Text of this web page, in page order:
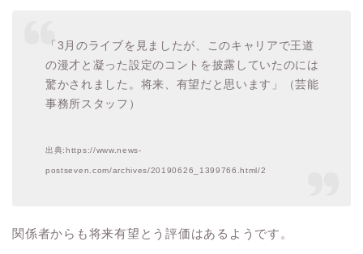
「3月のライブを見ましたが、このキャリアで王道
の漫才と凝った設定のコントを披露していたのには
驚かされました。将来、有望だと思います」（芸能
事務所スタッフ）
出典:https://www.news-
postseven.com/archives/20190626_1399766.html/2
関係者からも将来有望とう評価はあるようです。